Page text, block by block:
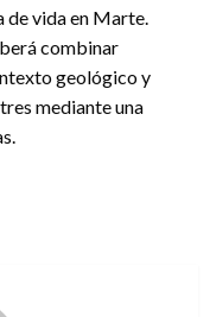
vida en Marte.
combinar
geológico y
mediante una